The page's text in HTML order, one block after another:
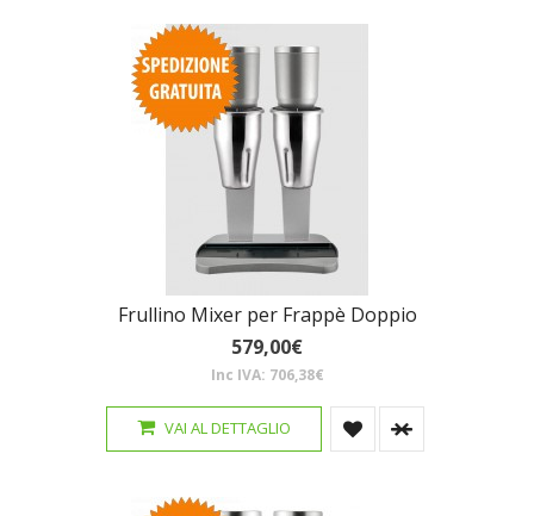
Frullino Mixer per Frappè Doppio
579,00€
Inc IVA: 706,38€
VAI AL DETTAGLIO